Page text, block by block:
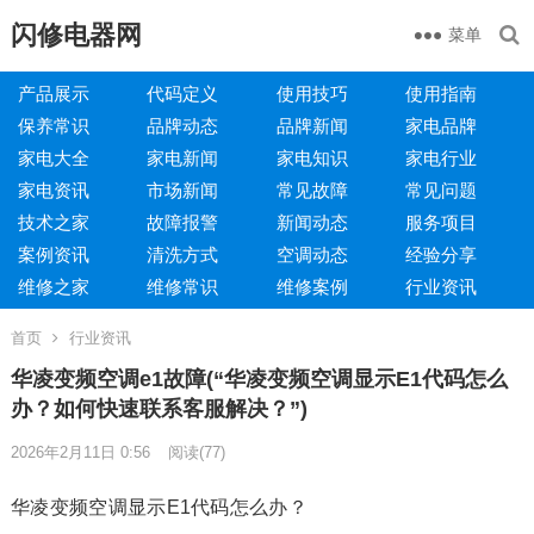
闪修电器网 菜单
产品展示 代码定义 使用技巧
使用指南
保养常识
品牌动态 品牌新闻
家电品牌
家电大全
家电新闻 家电知识
家电行业
家电资讯
市场新闻 常见故障
常见问题
技术之家
故障报警 新闻动态
服务项目
案例资讯
清洗方式 空调动态
经验分享
维修之家
维修常识 维修案例 行业资讯
首页 行业资讯
华凌变频空调e1故障(“华凌变频空调显示E1代码怎么
办？如何快速联系客服解决？”)
2026年2月11日 0:56 阅读(77)
华凌变频空调显示E1代码怎么办？